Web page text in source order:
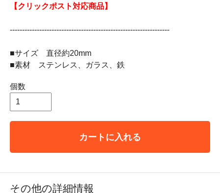
【クリックポスト対応商品】
-----------------------------------------------------------------
■サイズ 直径約20mm
■素材 ステンレス、ガラス、鉄
個数
カートに入れる
その他の詳細情報